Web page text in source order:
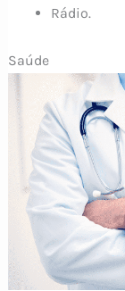
Rádio.
Saúde